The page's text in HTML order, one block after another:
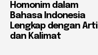
Homonim dalam
Bahasa Indonesia
Lengkap dengan Arti
dan Kalimat